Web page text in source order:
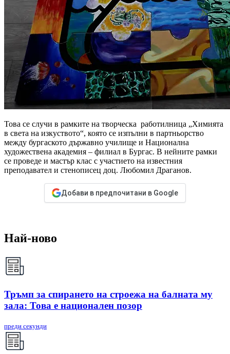
Това се случи в рамките на творческа работилница „Химията
в света на изкуството“, която се изпълни в партньорство
между бургаското държавно училище и Национална
художествена академия – филиал в Бургас. В нейните рамки
се проведе и мастър клас с участието на известния
преподавател и стенописец доц. Любомил Драганов.
Добави в предпочитани в Google
Най-ново
Тръмп за спирането на строежа на балната му
зала: Това е национален позор
преди секунди